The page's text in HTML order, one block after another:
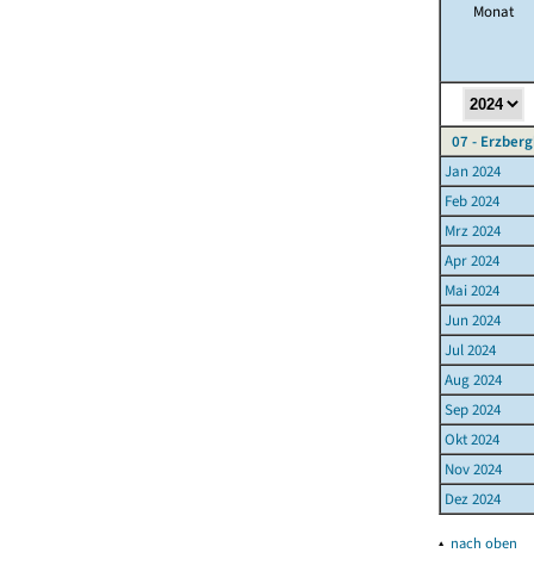
Monat
07 -
Jan 2024
Feb 2024
Mrz 2024
Apr 2024
Mai 2024
Jun 2024
Jul 2024
Aug 2024
Sep 2024
Okt 2024
Nov 2024
Dez 2024
▴ nach oben